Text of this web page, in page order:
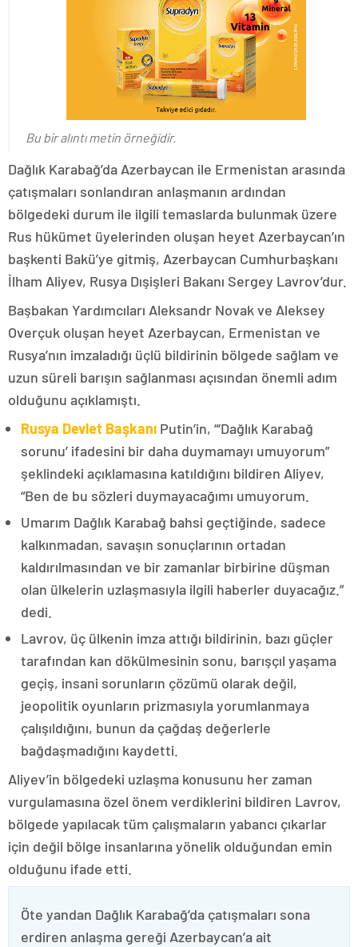
Bu bir alıntı metin örneğidir.
Dağlık Karabağ’da Azerbaycan ile Ermenistan arasında
çatışmaları sonlandıran anlaşmanın ardından
bölgedeki durum ile ilgili temaslarda bulunmak üzere
Rus hükümet üyelerinden oluşan heyet Azerbaycan’ın
başkenti Bakü’ye gitmiş, Azerbaycan Cumhurbaşkanı
İlham Aliyev, Rusya Dışişleri Bakanı Sergey Lavrov’dur.
Başbakan Yardımcıları Aleksandr Novak ve Aleksey
Overçuk oluşan heyet Azerbaycan, Ermenistan ve
Rusya’nın imzaladığı üçlü bildirinin bölgede sağlam ve
uzun süreli barışın sağlanması açısından önemli adım
olduğunu açıklamıştı.
Rusya Devlet Başkanı Putin’in, “‘Dağlık Karabağ
sorunu’ ifadesini bir daha duymamayı umuyorum”
şeklindeki açıklamasına katıldığını bildiren Aliyev,
“Ben de bu sözleri duymayacağımı umuyorum.
Umarım Dağlık Karabağ bahsi geçtiğinde, sadece
kalkınmadan, savaşın sonuçlarının ortadan
kaldırılmasından ve bir zamanlar birbirine düşman
olan ülkelerin uzlaşmasıyla ilgili haberler duyacağız.”
dedi.
Lavrov, üç ülkenin imza attığı bildirinin, bazı güçler
tarafından kan dökülmesinin sonu, barışçıl yaşama
geçiş, insani sorunların çözümü olarak değil,
jeopolitik oyunların prizmasıyla yorumlanmaya
çalışıldığını, bunun da çağdaş değerlerle
bağdaşmadığını kaydetti.
Aliyev’in bölgedeki uzlaşma konusunu her zaman
vurgulamasına özel önem verdiklerini bildiren Lavrov,
bölgede yapılacak tüm çalışmaların yabancı çıkarlar
için değil bölge insanlarına yönelik olduğundan emin
olduğunu ifade etti.
Öte yandan Dağlık Karabağ’da çatışmaları sona
erdiren anlaşma gereği Azerbaycan’a ait